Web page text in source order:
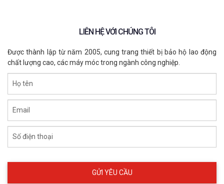
LIÊN HỆ VỚI CHÚNG TÔI
Được thành lập từ năm 2005, cung trang thiết bị bảo hộ lao động
chất lượng cao, các máy móc trong ngành công nghiệp.
Họ tên
Email
Số điện thoại